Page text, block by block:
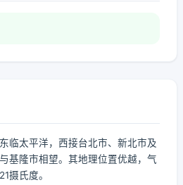
临太平洋，西接台北市、新北市及
基隆市相望。其地理位置优越，气
摄氏度。